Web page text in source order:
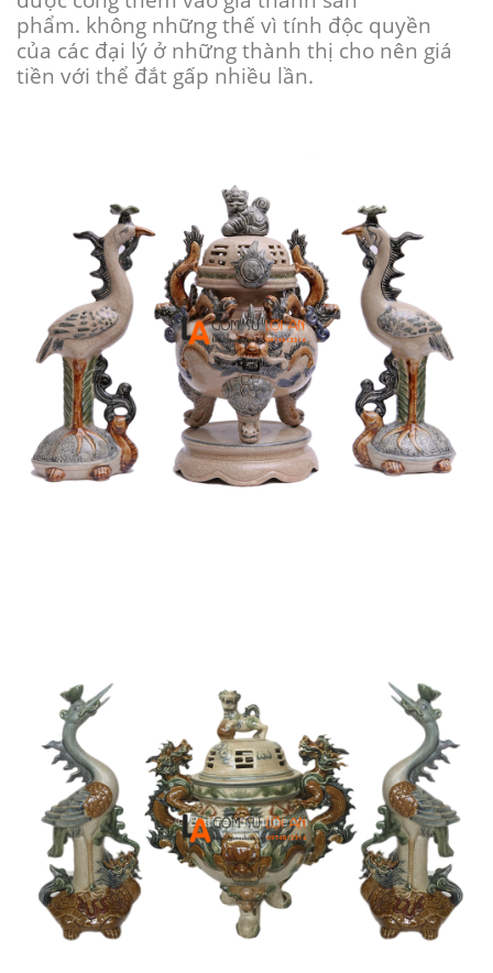
phẩm. không những thế vì tính độc quyền
của các đại lý ở những thành thị cho nên giá
tiền với thể đắt gấp nhiều lần.